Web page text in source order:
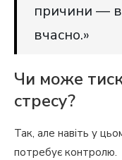
причини —
вчасно.»
Чи може
стресу?
Так, але навіть у
потребує контролю.